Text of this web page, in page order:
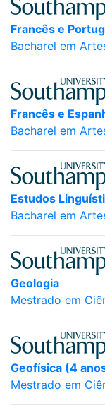
Francês e
Bacharel em
Francês e
Bacharel em
Estudos
Bacharel em
Geologia
Mestrado em
Geofísica (4
Mestrado em